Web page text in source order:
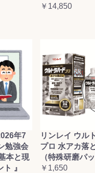
カートへ進む
￥14,850
年7
勉強会
本と現
』
リンレイ ウル
プロ 水アカ落
（特殊研磨パ
￥1,650